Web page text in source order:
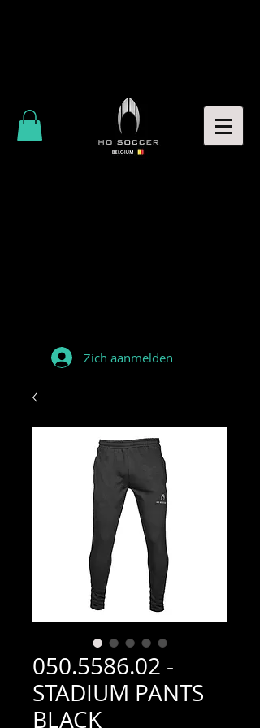
Zich aanmelden
050.5586.02 -
STADIUM PANTS
BLACK